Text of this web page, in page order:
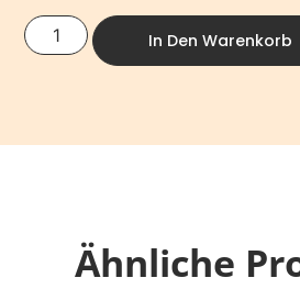
In Den Warenkorb
Ähnliche